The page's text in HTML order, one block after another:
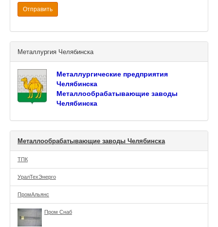
Отправить
Металлургия Челябинска
Металлургические предприятия
Челябинска
Металлообрабатывающие заводы
Челябинска
Металлообрабатывающие заводы Челябинска
ТПК
УралТехЭнерго
ПромАльянс
Пром Снаб